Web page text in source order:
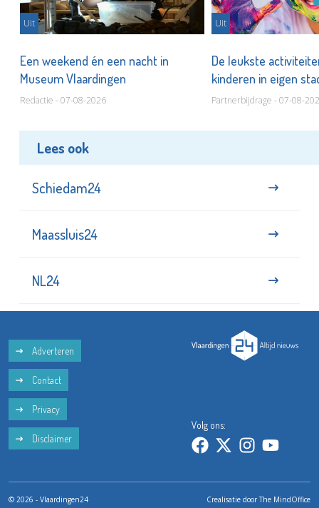
Uit
Een weekend én een nacht in
Museum Vlaardingen
Redactie - 07-08-2026
Uit
De leukste
kinderen in eigen
Partnerbijdrage - 07-08-
Lees ook
Schiedam24
Maassluis24
NL24
Adverteren
Contact
Privacy
Disclaimer
Volg ons:
© 2026 - Vlaardingen24 Crealisatie doorThe MindOffice